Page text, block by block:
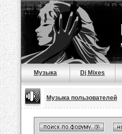
Музыка Dj Mixes
Музыка пользователей